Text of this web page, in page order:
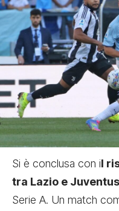
Si è conclusa con il
tra Lazio e Juventus
Serie A. Un match